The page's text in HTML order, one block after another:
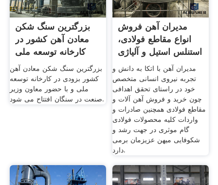
بزرگترین سنگ شکن
معادن آهن کشور در
کارخانه توسعه ملی
بزرگترین سنگ شکن معادن آهن
کشور بزودی در کارخانه توسعه
ملی و با حضور معاون وزیر
صنعت در سنگان افتتاح می شود.
مدیران آهن فروش
انواع مقاطع فولادی،
استنلس استیل و آلیاژی
مدیران آهن با اتکا به دانش و
تجربه نیروی انسانی متخصص
خود در راستای تحقق اهدافی
چون خرید و فروش آهن آلات و
مقاطع فولادی همچنین صادرات و
واردات کلیه محصولات فولادی
گام موثری در جهت رشد و
شکوفایی میهن عزیزمان برمی
دارد.